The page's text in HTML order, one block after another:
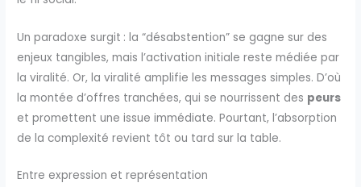
Un paradoxe surgit : la “désabstention” se gagne sur des
enjeux tangibles, mais l’activation initiale reste médiée par
la viralité. Or, la viralité amplifie les messages simples. D’où
la montée d’offres tranchées, qui se nourrissent des peurs
et promettent une issue immédiate. Pourtant, l’absorption
de la complexité revient tôt ou tard sur la table.
Entre expression et représentation